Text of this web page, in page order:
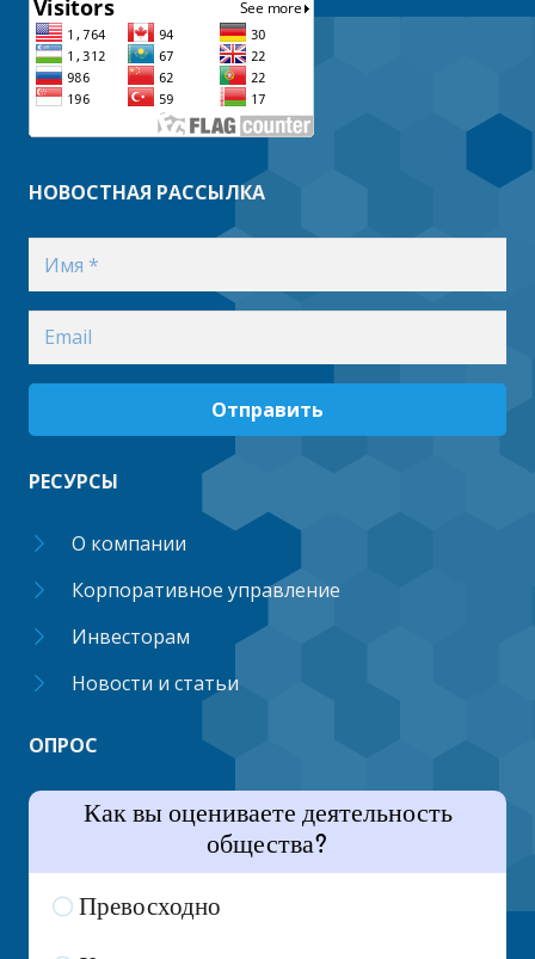
НОВОСТНАЯ РАССЫЛКА
Отправить
РЕСУРСЫ
О компании
Корпоративное управление
Инвесторам
Новости и статьи
ОПРОС
Как вы оцениваете деятельность
общества?
Превосходно